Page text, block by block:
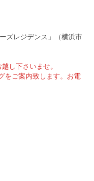
ズレジデンス」（横浜市
し下さいませ。
をご案内致します。お電